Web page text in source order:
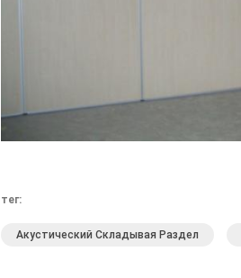
тег:
Акустический Складывая Раздел